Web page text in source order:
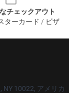
チェックアウト
ターカード / ビザ
NY 10022, アメリカ